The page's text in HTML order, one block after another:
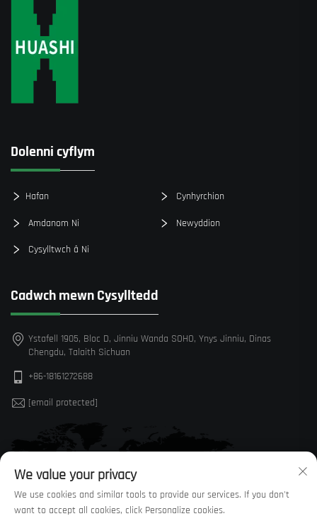
Dolenni cyflym
Hafan Cynhyrchion
Amdanom Ni Newyddion
Cysylltwch â Ni
Cadwch mewn Cysylltedd
Ystafell 1905, Bloc D, Jinniu Wanda SOHO, Ynys Jinniu, Dinas
Chengdu, Talaith Sichuan
+86-18161272688
[email protected]
We value your privacy
We use cookies and similar tools to provide our services. If you don't
want to accept all cookies, click Personalize cookies.